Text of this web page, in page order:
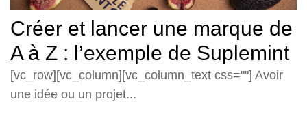
Créer et lancer une marque de
A à Z : l’exemple de Suplemint
[vc_row][vc_column][vc_column_text css=""] Avoir
une idée ou un projet...